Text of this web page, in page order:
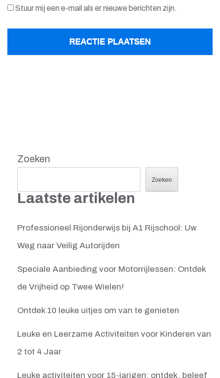
Stuur mij een e-mail als er nieuwe berichten zijn.
Zoeken
Zoeken
Laatste artikelen
Professioneel Rijonderwijs bij A1 Rijschool: Uw
Weg naar Veilig Autorijden
Speciale Aanbieding voor Motorrijlessen: Ontdek
de Vrijheid op Twee Wielen!
Ontdek 10 leuke uitjes om van te genieten
Leuke en Leerzame Activiteiten voor Kinderen van
2 tot 4 Jaar
Leuke activiteiten voor 15-jarigen: ontdek, beleef